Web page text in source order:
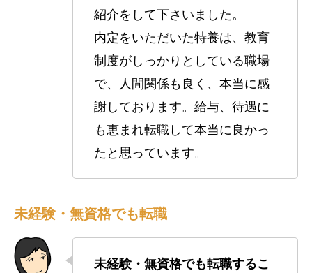
紹介をして下さいました。
内定をいただいた特養は、教育
制度がしっかりとしている職場
で、人間関係も良く、本当に感
謝しております。給与、待遇に
も恵まれ転職して本当に良かっ
たと思っています。
未経験・無資格でも転職
未経験・無資格でも転職するこ